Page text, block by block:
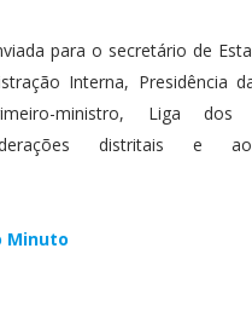
para o secretário de
Interna, Presidência
ministro, Liga dos
distritais e
Minuto